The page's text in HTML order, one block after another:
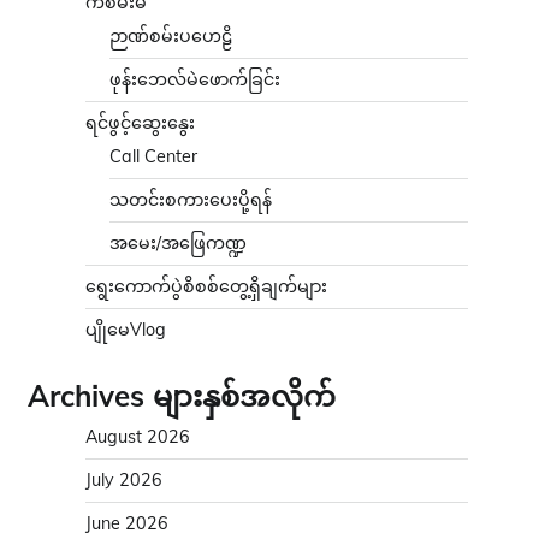
ဉာဏ်စမ်းပဟေဠိ
ဖုန်းဘေလ်မဲဖောက်ခြင်း
ရင်ဖွင့်ဆွေးနွေး
Call Center
သတင်းစကားပေးပို့ရန်
အမေး/အဖြေကဏ္ဍ
ရွေးကောက်ပွဲစိစစ်တွေ့ရှိချက်များ
ပျိုမေVlog
Archives များနှစ်အလိုက်
August 2026
July 2026
June 2026